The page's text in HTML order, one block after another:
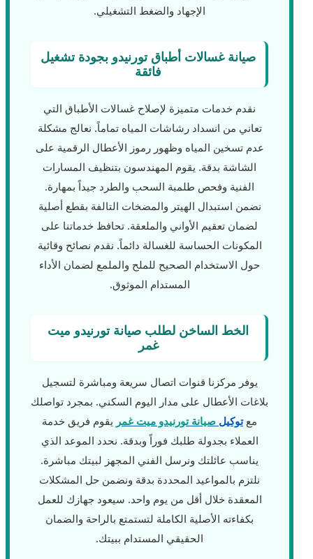
الإجهاد والضغط التشغيلي.
صيانة غسالات أطباق تورنيدو بجودة تشغيل
فائقة
نقدم خدمات متميزة لإصلاح غسالات الأطباق التي
تعاني من انسداد رشاشات المياه تماماً. نعالج مشكلة
عدم تسخين المياه وظهور رموز الأعطال الرقمية على
الشاشة بدقة. يقوم المهندسون بتنظيف المسارات
الفنية وفحص طلمبة السحب والطرد جيداً بمهارة.
نضمن استبدال الهيتر والمضخات التالفة بقطع أصلية
لضمان تعقيم الأواني والملعقة. تحافظ خدماتنا على
المكونات الحساسة للغسالة دائماً. نقدم نصائح وقائية
حول الاستخدام الصحيح للملح والملمع لضمان الأداء
المستدام الموثوق.
الخط الساخن لطلب صيانة تورنيدو ميت
غمر
يوفر مركزنا قنوات اتصال سريعة ومباشرة لتسجيل
بلاغات الأعطال على مدار اليوم السكني. بمجرد تواصلك
معتوكيل صيانة تورنيدو ميت غمر يقوم فريق خدمة
العملاء بجدولة طلبك فوراً وبدقة. نحدد الموعد الذي
يناسب عائلتك ونرسل الفني المجهز لبيتك مباشرة.
نلتزم بالمواعيد المحددة بدقة ونضمن حل المشكلات
المعقدة خلال أقل من يوم واحد. سيعود جهازك للعمل
بكفاءته الأصلية الكاملة لتستمتع بالراحة والضمان
الحقيقي المستدام ببيتك.